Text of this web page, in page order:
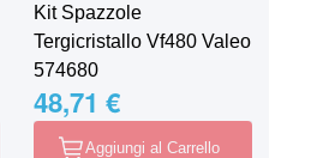
Kit Spazzole
Tergicristallo Vf480 Valeo
574680
48,71 €
Aggiungi al Carrello